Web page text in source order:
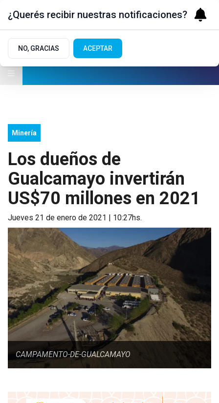
Minería
Los dueños de
Gualcamayo invertirán
US$70 millones en 2021
jueves 21 de enero de 2021 | 10:27hs.
CAMPAMENTO-DE-GUALCAMAYO
¿Querés recibir nuestras notificaciones?
NO, GRACIAS ACEPTAR